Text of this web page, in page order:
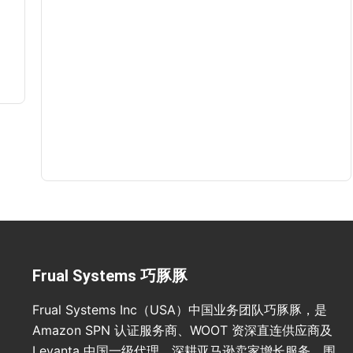
Frual Systems 巧豚豚
Frual Systems Inc（USA）中国业务团队巧豚豚，是
Amazon SPN 认证服务商、WOOT 资深直连供应商及